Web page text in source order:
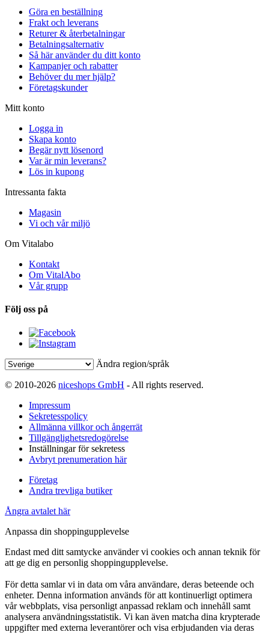
Göra en beställning
Frakt och leverans
Returer & återbetalningar
Betalningsalternativ
Så här använder du ditt konto
Kampanjer och rabatter
Behöver du mer hjälp?
Företagskunder
Mitt konto
Logga in
Skapa konto
Begär nytt lösenord
Var är min leverans?
Lös in kupong
Intressanta fakta
Magasin
Vi och vår miljö
Om Vitalabo
Kontakt
Om VitalAbo
Vår grupp
Följ oss på
Ändra region/språk
© 2010-2026 niceshops GmbH - All rights reserved.
Impressum
Sekretesspolicy
Allmänna villkor och ångerrät
Tillgänglighetsredogörelse
Inställningar för sekretess
Avbryt prenumeration här
Företag
Andra trevliga butiker
Ångra avtalet här
Anpassa din shoppingupplevelse
Endast med ditt samtycke använder vi cookies och annan teknik för
att ge dig en personlig shoppingupplevelse.
För detta samlar vi in data om våra användare, deras beteende och
enheter. Denna information används för att kontinuerligt optimera
vår webbplats, visa personligt anpassad reklam och innehåll samt
analysera användningsstatistik. Vi kan även matcha dina krypterade
uppgifter med externa leverantörer och visa erbjudanden via deras